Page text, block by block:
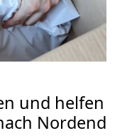
und helfen
Nordend